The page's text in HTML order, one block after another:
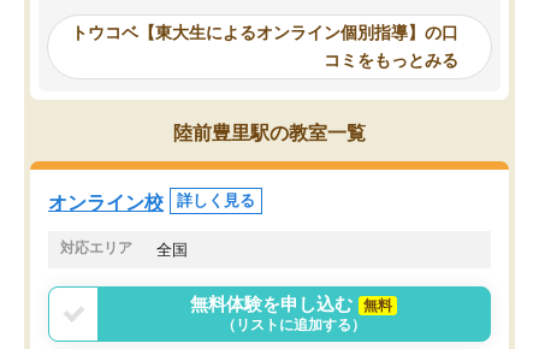
ーティングを行い、その講師で良いか
見てから講師を決定する事ができま
す。
うちの子は、初回面談の講師の方で決
オンラインツールを使用した単語帳の
共有があり宿題もそちらで出される形
でした。
言う事で講師変更の申し出があり、あ
まりに短期での変更だった為、塾に通
う事にして退会しました。遅れも取り
いなのがあり(有料)、受
ことをどんなスケジュー
くか相談したのですが、
ち期待したものではなく
内容でした。それでも明
やる気も出ましたし、苦
くなってきたようなので
トウコベ【東大生によるオンライン個別指導】の口
コミをもっとみる
陸前豊里駅の教室一覧
オンライン校 詳しく見る
対応エリア 全国
無料体験を申し込む
無料
（リストに追加する）